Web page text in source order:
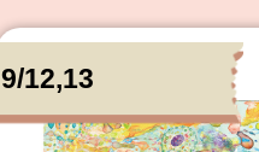
9/12,13